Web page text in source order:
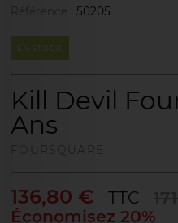
50205
EN STOCK
Kill Devil
Ans
136,80 € TTC
Économisez 20%